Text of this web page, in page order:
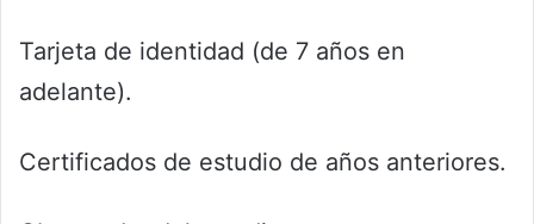
Tarjeta de identidad (de 7 años en
adelante).
Certificados de estudio de años anteriores.